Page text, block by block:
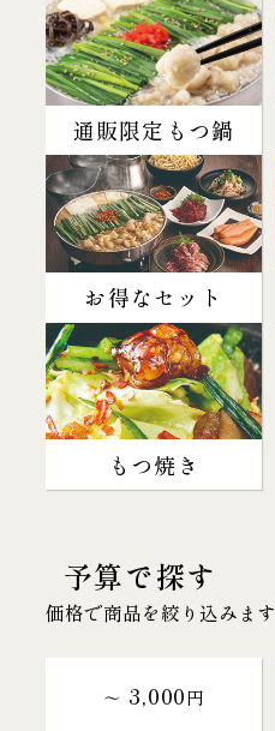
通販限定もつ鍋
お得なセット
もつ焼き
予算で探す
価格で商品を絞り込みます
～ 3,000円